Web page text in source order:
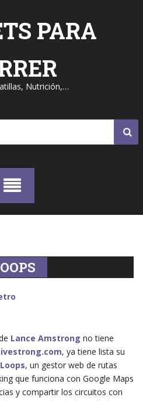
PARA
Nutrición,…
Lance Amstrong no tiene
, ya tiene lista su
, un gestor web de rutas
que funciona con Google Maps
y compartir los circuitos con